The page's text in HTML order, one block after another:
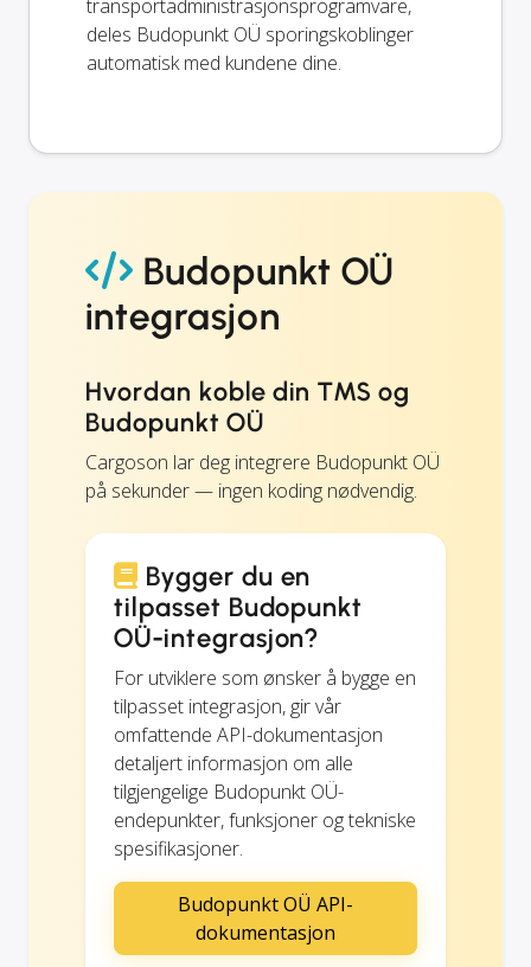
transportadministrasjonsprogramvare,
deles Budopunkt OÜ sporingskoblinger
automatisk med kundene dine.
Budopunkt OÜ
integrasjon
Hvordan koble din TMS og
Budopunkt OÜ
Cargoson lar deg integrere Budopunkt OÜ
på sekunder — ingen koding nødvendig.
Bygger du en
tilpasset Budopunkt
OÜ-integrasjon?
For utviklere som ønsker å bygge en
tilpasset integrasjon, gir vår
omfattende API-dokumentasjon
detaljert informasjon om alle
tilgjengelige Budopunkt OÜ-
endepunkter, funksjoner og tekniske
spesifikasjoner.
Budopunkt OÜ API-
dokumentasjon